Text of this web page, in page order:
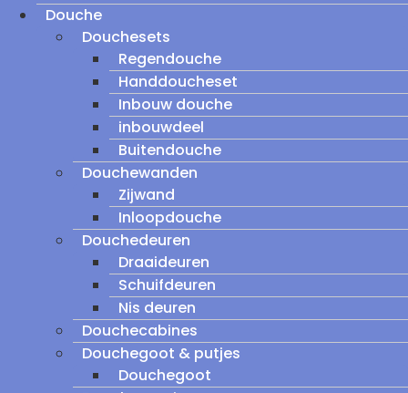
Douche
Douchesets
Regendouche
Handdoucheset
Inbouw douche
inbouwdeel
Buitendouche
Douchewanden
Zijwand
Inloopdouche
Douchedeuren
Draaideuren
Schuifdeuren
Nis deuren
Douchecabines
Douchegoot & putjes
Douchegoot